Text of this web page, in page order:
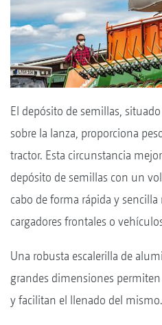
El depósito de semillas,
sobre la lanza, proporciona
tractor. Esta circunstancia
depósito de semillas con un
cabo de forma rápida y sencilla
cargadores frontales o
Una robusta escalerilla de
grandes dimensiones
y facilitan el llenado del mismo.